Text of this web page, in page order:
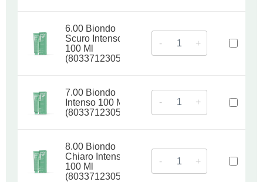
6.00 Biondo
Scuro Intenso
100 Ml
(8033712305332)
- +
7.00 Biondo
Intenso 100 Ml
(8033712305349)
- +
8.00 Biondo
Chiaro Intenso
100 Ml
(8033712305356)
- +